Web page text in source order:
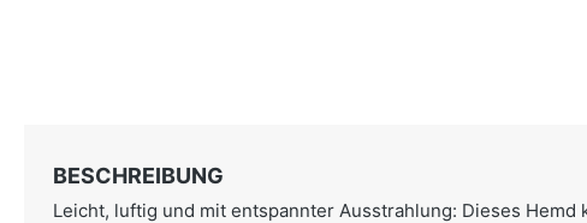
BESCHREIBUNG
Leicht, luftig und mit entspannter Ausstrahlung: Dieses Hemd